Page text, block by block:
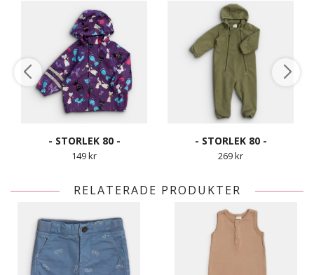
- STORLEK 80 -
149 kr
- STORLEK 80 -
269 kr
RELATERADE PRODUKTER